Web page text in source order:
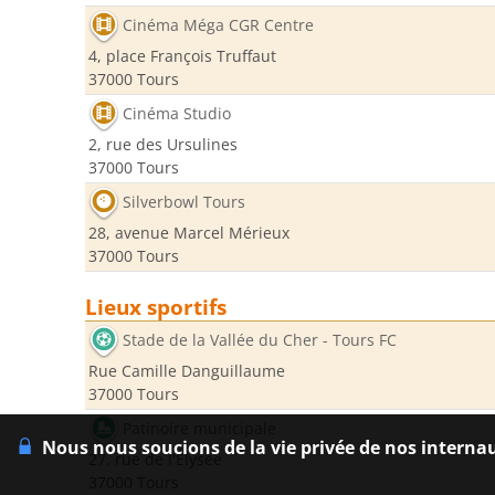
Cinéma Méga CGR Centre
4, place François Truffaut
37000 Tours
Cinéma Studio
2, rue des Ursulines
37000 Tours
Silverbowl Tours
28, avenue Marcel Mérieux
37000 Tours
Lieux sportifs
Stade de la Vallée du Cher - Tours FC
Rue Camille Danguillaume
37000 Tours
27, rue de l'Elysée
Nous nous soucions de la vie privée de nos